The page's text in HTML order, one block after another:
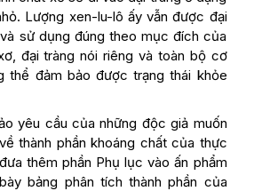
Lượng xen-lu-lô ấy vẫn được đại
sử dụng đúng theo mục đích của
đại tràng nói riêng và toàn bộ cơ
thể đảm bảo được trạng thái khỏe
yêu cầu của những độc giả muốn
thành phần khoáng chất của thực
thêm phần Phụ lục vào ấn phẩm
bảng phân tích thành phần của